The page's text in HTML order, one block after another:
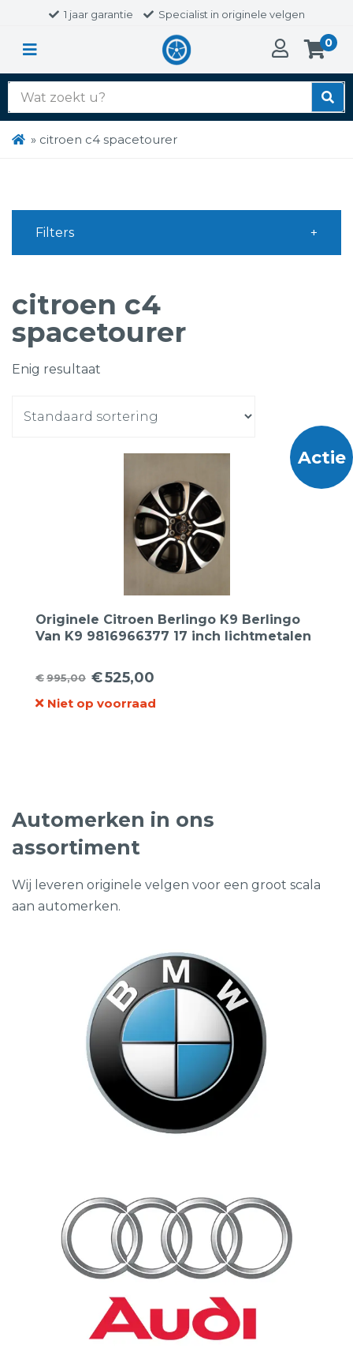
1 jaar garantie Specialist in originele velgen
0
Zoek
naar:
» citroen c4 spacetourer
citroen c4
spacetourer
Enig resultaat
Actie
Originele Citroen Berlingo K9 Berlingo
Van K9 9816966377 17 inch lichtmetalen
€995,00
Oorspronkelijke
prijs
€525,00
Huidige
prijs
Niet op voorraad
Filters
Automerken in ons
assortiment
Wij leveren originele velgen voor een groot scala
aan automerken.